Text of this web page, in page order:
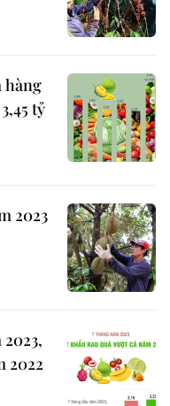
hàng
tỷ
2023
2022